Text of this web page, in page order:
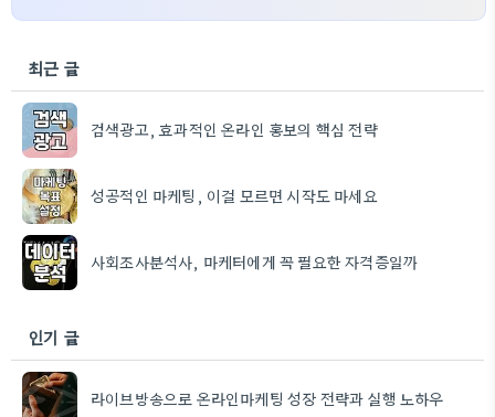
최근 글
검색광고, 효과적인 온라인 홍보의 핵심 전략
성공적인 마케팅, 이걸 모르면 시작도 마세요
사회조사분석사, 마케터에게 꼭 필요한 자격증일까
인기 글
라이브방송으로 온라인마케팅 성장 전략과 실행 노하우